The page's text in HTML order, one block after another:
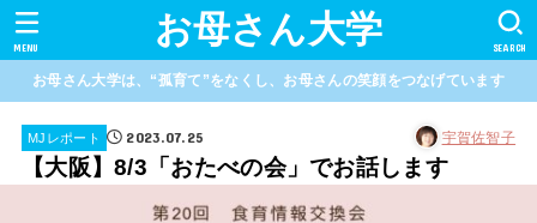
お母さん大学 SEARCH
MENU
お母さん大学は、“孤育て”をなくし、お母さんの笑顔をつなげています
MJレポート 2023.07.25 宇賀佐智子
【大阪】8/3「おたべの会」でお話します